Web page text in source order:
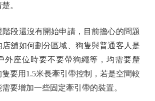
。
還沒有開始申請，目前擔心的問題
舖如何劃分區域、狗隻與普通客人是
外座位時要不要帶狗繩等，均需要釐
要用1.5米長牽引帶控制，若是空間較
要增加一些固定牽引帶的裝置。